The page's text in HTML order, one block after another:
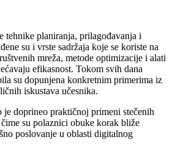
tehnike planiranja, prilagođavanja i
su i vrste sadržaja koje se koriste na
mreža, metode optimizacije i alati
efikasnost. Tokom svih dana
su dopunjena konkretnim primerima iz
iskustava učesnika.
je doprineo praktičnoj primeni stečenih
su polaznici obuke korak bliže
poslovanje u oblasti digitalnog